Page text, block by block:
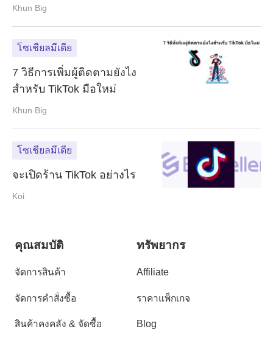
Khun Big
โซเชียลมีเดีย
7 วิธีการเพิ่มผู้ติดตามยังไง
สำหรับ TikTok มือใหม่
Khun Big
โซเชียลมีเดีย
จะเปิดร้าน TikTok อย่างไร
Koi
คุณสมบัติ
จัดการสินค้า
จัดการคำสั่งซื้อ
สินค้าคงคลัง & จัดซื้อ
ทรัพยากร
Affiliate
ราคาแพ็กเกจ
Blog